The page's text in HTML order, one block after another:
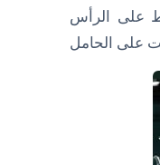
على الرأس